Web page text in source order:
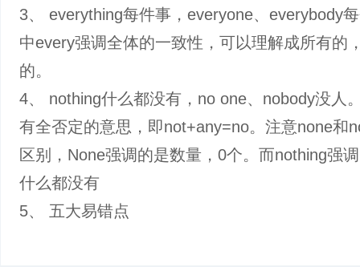
3、 everything每件事，everyone、everybody
中every强调全体的一致性，可以理解成所有的
的。
4、 nothing什么都没有，no one、nobody没人
有全否定的意思，即not+any=no。注意none和
区别，None强调的是数量，0个。而nothing强
什么都没有
5、 五大易错点